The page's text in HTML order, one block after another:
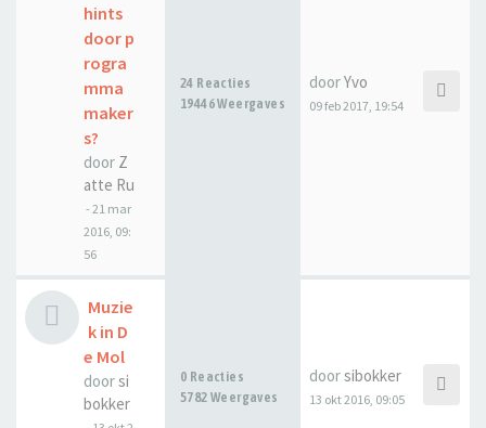
hints
door p
rogra
mma
maker
s?
door Z
atte Ru
- 21 mar
2016, 09:
56
24 Reacties
19446 Weergaves
doorYvo
09 feb 2017, 19:54
Muzie
k in D
e Mol
doorsi
bokker
0 Reacties
5782 Weergaves
doorsibokker
13 okt 2016, 09:05